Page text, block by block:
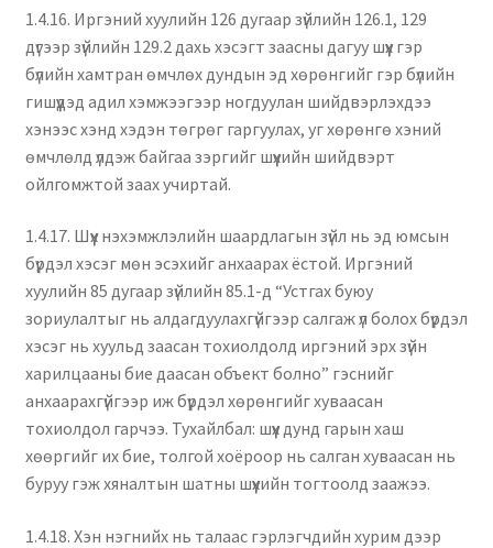
1.4.16. Иргэний хуулийн 126 дугаар зүйлийн 126.1, 129
дүгээр зүйлийн 129.2 дахь хэсэгт заасны дагуу шүүх гэр
бүлийн хамтран өмчлөх дундын эд хөрөнгийг гэр бүлийн
гишүүдэд адил хэмжээгээр ногдуулан шийдвэрлэхдээ
хэнээс хэнд хэдэн төгрөг гаргуулах, уг хөрөнгө хэний
өмчлөлд үлдэж байгаа зэргийг шүүхийн шийдвэрт
ойлгомжтой заах учиртай.
1.4.17. Шүүх нэхэмжлэлийн шаардлагын зүйл нь эд юмсын
бүрдэл хэсэг мөн эсэхийг анхаарах ёстой. Иргэний
хуулийн 85 дугаар зүйлийн 85.1-д “Устгах буюу
зориулалтыг нь алдагдуулахгүйгээр салгаж үл болох бүрдэл
хэсэг нь хуульд заасан тохиолдолд иргэний эрх зүйн
харилцааны бие даасан объект болно” гэснийг
анхаарахгүйгээр иж бүрдэл хөрөнгийг хуваасан
тохиолдол гарчээ. Тухайлбал: шүүх дунд гарын хаш
хөөргийг их бие, толгой хоёроор нь салган хуваасан нь
буруу гэж хяналтын шатны шүүхийн тогтоолд заажээ.
1.4.18. Хэн нэгнийх нь талаас гэрлэгчдийн хурим дээр